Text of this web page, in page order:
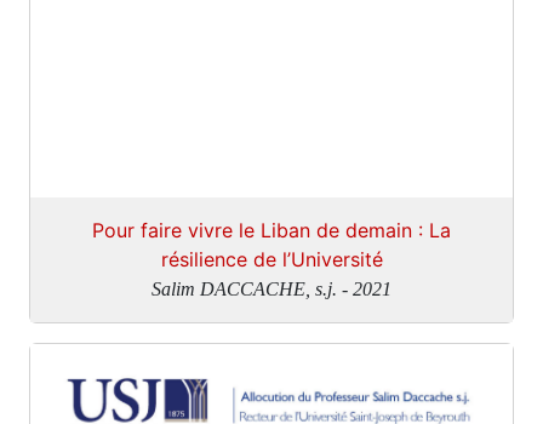
Pour faire vivre le Liban de demain : La
résilience de l’Université
Salim DACCACHE, s.j. - 2021